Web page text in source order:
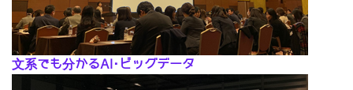
文系でも分かるAI･ビッグデータ